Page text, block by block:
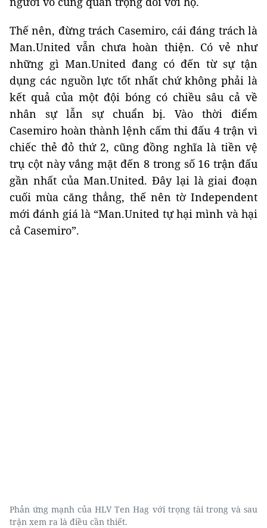
Thế nên, đừng trách Casemiro, cái đáng trách là
Man.United vẫn chưa hoàn thiện. Có vẻ như
những gì Man.United đang có đến từ sự tận
dụng các nguồn lực tốt nhất chứ không phải là
kết quả của một đội bóng có chiều sâu cả về
nhân sự lẫn sự chuẩn bị. Vào thời điểm
Casemiro hoàn thành lệnh cấm thi đấu 4 trận vì
chiếc thẻ đỏ thứ 2, cũng đồng nghĩa là tiền vệ
trụ cột này vắng mặt đến 8 trong số 16 trận đấu
gần nhất của Man.United. Đây lại là giai đoạn
cuối mùa căng thẳng, thế nên tờ Independent
mới đánh giá là “Man.United tự hại mình và hại
cả Casemiro”.
Phản ứng mạnh của HLV Ten Hag với trọng tài trong và sau
trận xem ra là điều cần thiết.